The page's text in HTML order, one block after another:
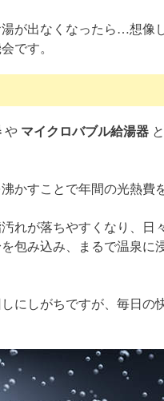
が出なくなったら…想像
です。
や マイクロバブル給湯器
かすことで年間の光熱費
れが落ちやすくなり、日
包み込み、まるで温泉
にしがちですが、毎日の